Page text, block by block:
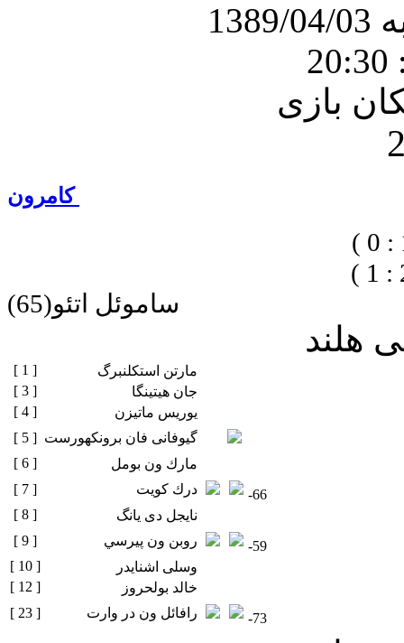
کامرون
0 )
1 )
ساموئل اتئو(65)
هلند
[ 1 ]
مارتن استکلنبرگ
[ 3 ]
جان هیتینگا
[ 4 ]
يوريس ماتيزن
[ 5 ] گیوفانی فان برونکهورست
[ 6 ]
مارك ون بومل
[ 7 ]
درك كويت
-66
[ 8 ]
نایجل دی یانگ
[ 9 ]
روبن ون پيرسي
-59
[ 10 ]
وسلی اشنایدر
[ 12 ]
خالد بولحروز
[ 23 ]
رافائل ون در وارت -73